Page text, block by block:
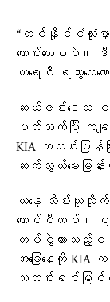
“တစ်နိုင်ငံလုံးမှာ
ကောင်းလေပါပဲ
ကရေစီ ရသွားလေ
ဆယ်ဇင်းဒေသ
ပတ်သက်ပြီး က
KIA သတင်းပြန်က
ဆက်သွယ်မေးမြန်
ယနေ့ သိမ်းယူ
ကောင်စီတပ်၊ ပ
တပ်စွဲထားသည့်
အခြေနေကို
သတင်းရင်းမြစ်